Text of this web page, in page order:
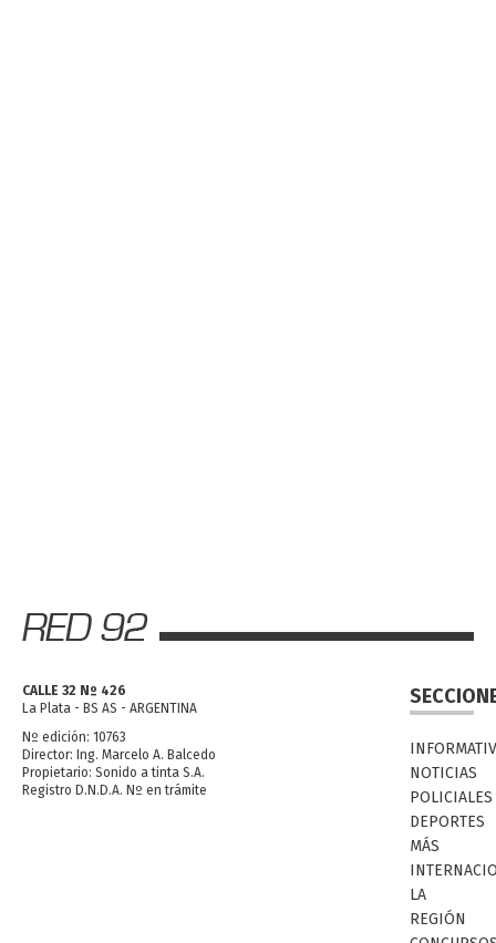
CALLE 32 Nº 426
La Plata - BS AS - ARGENTINA
Nº edición: 10763
Director: Ing. Marcelo A. Balcedo
Propietario: Sonido a tinta S.A.
Registro D.N.D.A. Nº en trámite
NOTICIAS
POLICIALES
DEPORTES
MÁS
LA
REGIÓN